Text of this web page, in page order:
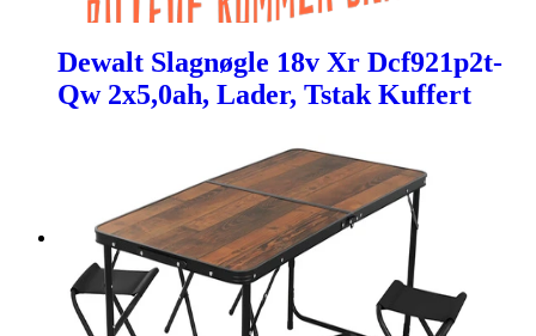
Dewalt Slagnøgle 18v Xr Dcf921p2t-
Qw 2x5,0ah, Lader, Tstak Kuffert